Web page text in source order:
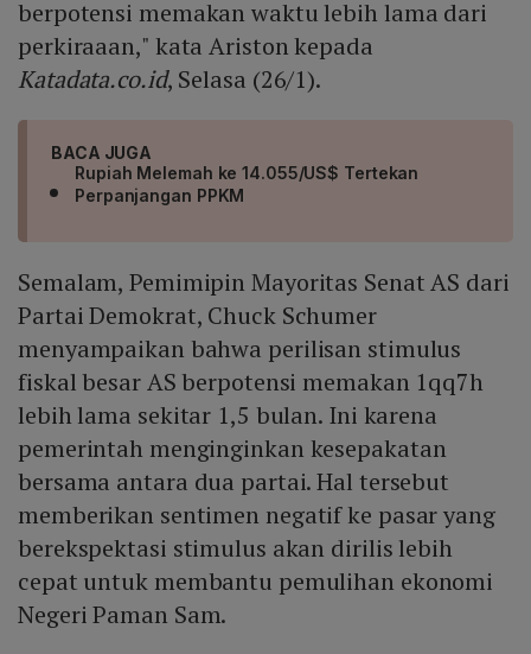
berpotensi memakan waktu lebih lama dari
perkiraaan," kata Ariston kepada
Katadata.co.id, Selasa (26/1).
BACA JUGA
Rupiah Melemah ke 14.055/US$ Tertekan
Perpanjangan PPKM
Semalam, Pemimipin Mayoritas Senat AS dari
Partai Demokrat, Chuck Schumer
menyampaikan bahwa perilisan stimulus
fiskal besar AS berpotensi memakan 1qq7h
lebih lama sekitar 1,5 bulan. Ini karena
pemerintah menginginkan kesepakatan
bersama antara dua partai. Hal tersebut
memberikan sentimen negatif ke pasar yang
berekspektasi stimulus akan dirilis lebih
cepat untuk membantu pemulihan ekonomi
Negeri Paman Sam.